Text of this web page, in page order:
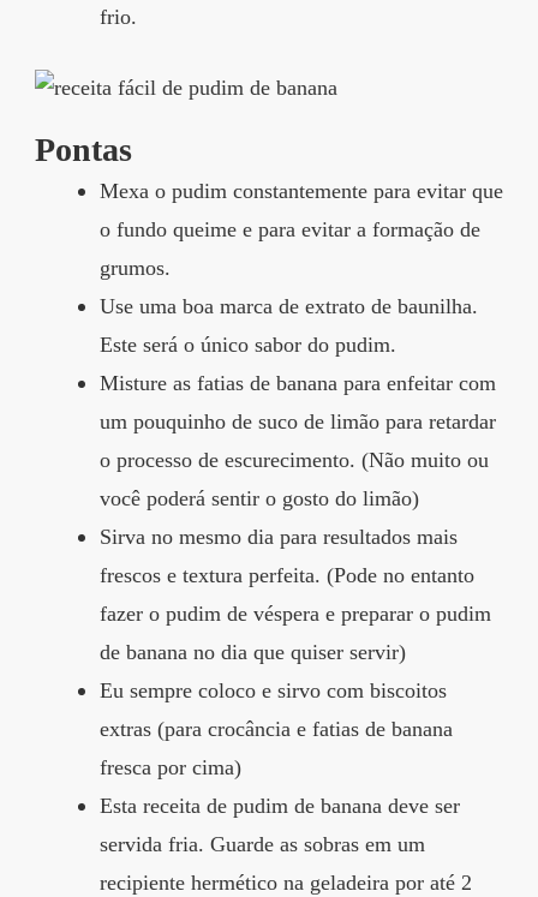
frio.
Pontas
Mexa o pudim constantemente para evitar que
o fundo queime e para evitar a formação de
grumos.
Use uma boa marca de extrato de baunilha.
Este será o único sabor do pudim.
Misture as fatias de banana para enfeitar com
um pouquinho de suco de limão para retardar
o processo de escurecimento. (Não muito ou
você poderá sentir o gosto do limão)
Sirva no mesmo dia para resultados mais
frescos e textura perfeita. (Pode no entanto
fazer o pudim de véspera e preparar o pudim
de banana no dia que quiser servir)
Eu sempre coloco e sirvo com biscoitos
extras (para crocância e fatias de banana
fresca por cima)
Esta receita de pudim de banana deve ser
servida fria. Guarde as sobras em um
recipiente hermético na geladeira por até 2